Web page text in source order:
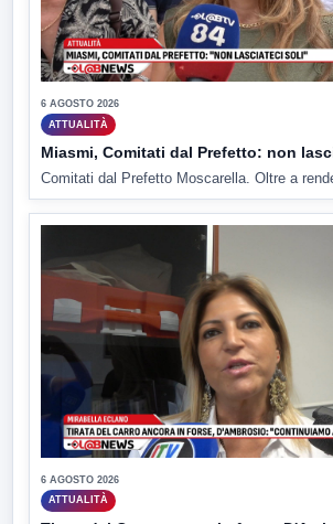
6 AGOSTO 2026
ATTUALITÀ
Miasmi, Comitati dal Prefetto: non
Comitati dal Prefetto Moscarella. Oltre a
6 AGOSTO 2026
ATTUALITÀ